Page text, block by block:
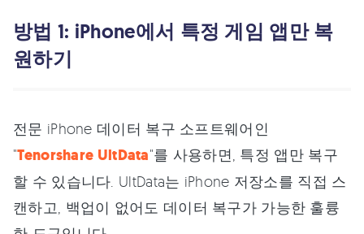
방법 1: iPhone에서 특정 게임 앱만 복
원하기
전문 iPhone 데이터 복구 소프트웨어인
"Tenorshare UltData"를 사용하면, 특정 앱만 복구
할 수 있습니다. UltData는 iPhone 저장소를 직접 스
캔하고, 백업이 없어도 데이터 복구가 가능한 훌륭